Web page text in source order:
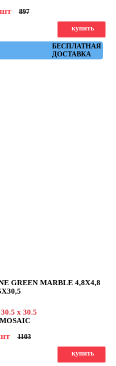
897
БЕСПЛАТНАЯ
ДОСТАВКА
купить
GREEN MARBLE 4,8X4,8
30.5 x 30.5
1103
купить